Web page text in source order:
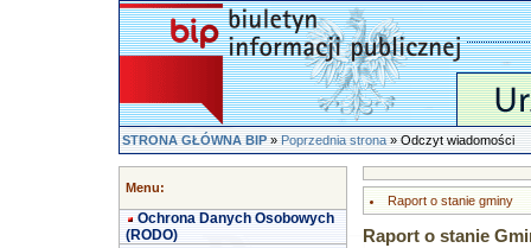
STRONA GŁÓWNA BIP»Poprzednia strona» Odczyt wiadomości
Menu:
Ochrona Danych Osobowych
(RODO)
Raport o stanie gminy
Raport o stanie